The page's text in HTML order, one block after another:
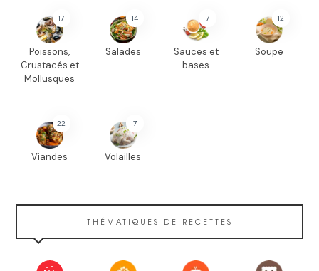
17
Poissons,
Crustacés et
Mollusques
14
Salades
7
Sauces et
bases
12
Soupe
22
Viandes
7
Volailles
THÉMATIQUES DE RECETTES